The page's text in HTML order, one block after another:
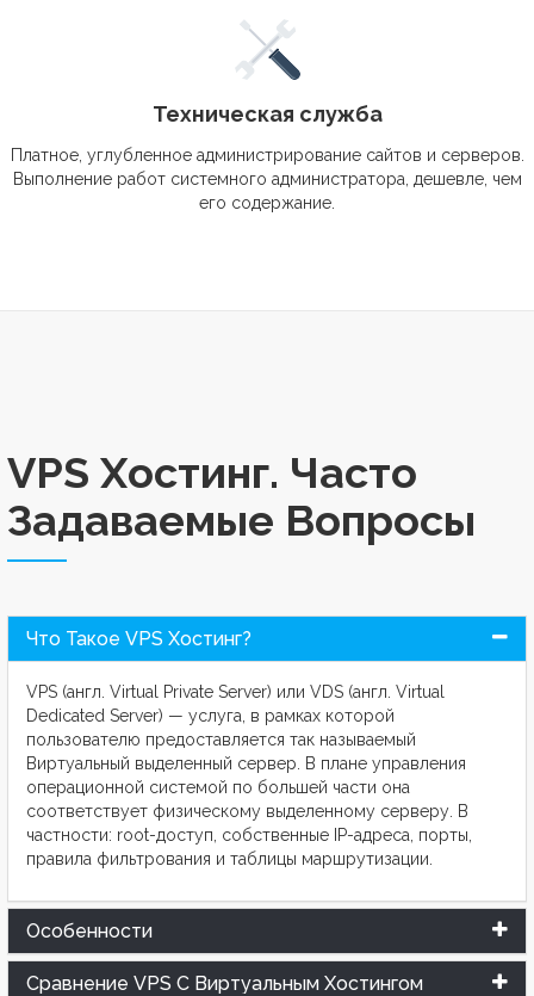
Техническая служба
Платное, углубленное администрирование сайтов и серверов.
Выполнение работ системного администратора, дешевле, чем
его содержание.
VPS Хостинг. Часто
Задаваемые Вопросы
Что Такое VPS Хостинг?
VPS (англ. Virtual Private Server) или VDS (англ. Virtual
Dedicated Server) — услуга, в рамках которой
пользователю предоставляется так называемый
Виртуальный выделенный сервер. В плане управления
операционной системой по большей части она
соответствует физическому выделенному серверу. В
частности: root-доступ, собственные IP-адреса, порты,
правила фильтрования и таблицы маршрутизации.
Особенности
Сравнение VPS С Виртуальным Хостингом